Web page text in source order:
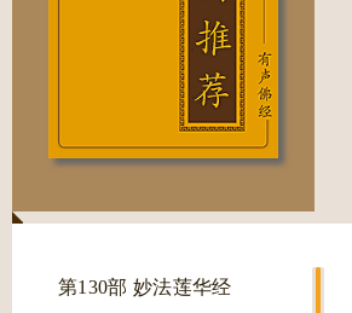
第130部 妙法莲华经